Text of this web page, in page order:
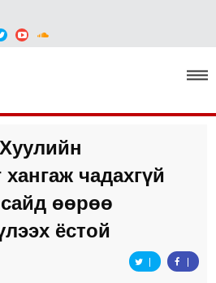
төр, эдийн засаг
Гэмт хэрэг
Нийгэм, соёл
чадахгүй
өөрөө
ёстой